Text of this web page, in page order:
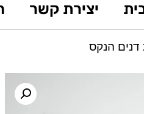
יצירת קשר
הנקס